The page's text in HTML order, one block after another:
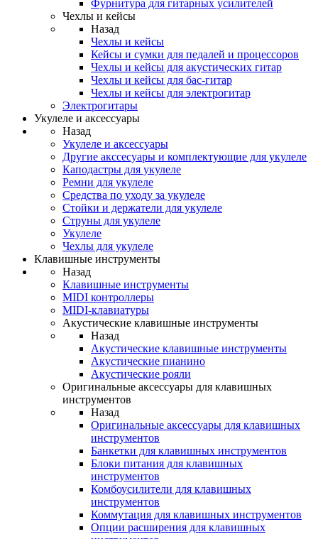
Фурнитура для гитарных усилителей
Чехлы и кейсы
Назад
Чехлы и кейсы
Кейсы и сумки для педалей и процессоров
Чехлы и кейсы для акустических гитар
Чехлы и кейсы для бас-гитар
Чехлы и кейсы для электрогитар
Электрогитары
Укулеле и аксессуары
Назад
Укулеле и аксессуары
Другие акссесуары и комплектующие для укулеле
Каподастры для укулеле
Ремни для укулеле
Средства по уходу за укулеле
Стойки и держатели для укулеле
Струны для укулеле
Укулеле
Чехлы для укулеле
Клавишные инструменты
Назад
Клавишные инструменты
MIDI контроллеры
MIDI-клавиатуры
Акустические клавишные инструменты
Назад
Акустические клавишные инструменты
Акустические пианино
Акустические рояли
Оригинальные аксессуары для клавишных
инструментов
Назад
Оригинальные аксессуары для клавишных
инструментов
Банкетки для клавишных инструментов
Блоки питания для клавишных
инструментов
Комбоусилители для клавишных
инструментов
Коммутация для клавишных инструментов
Опции расширения для клавишных